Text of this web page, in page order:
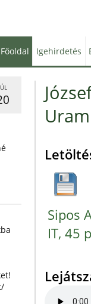
Főoldal Igehirdetés
Sipos
IT, 45